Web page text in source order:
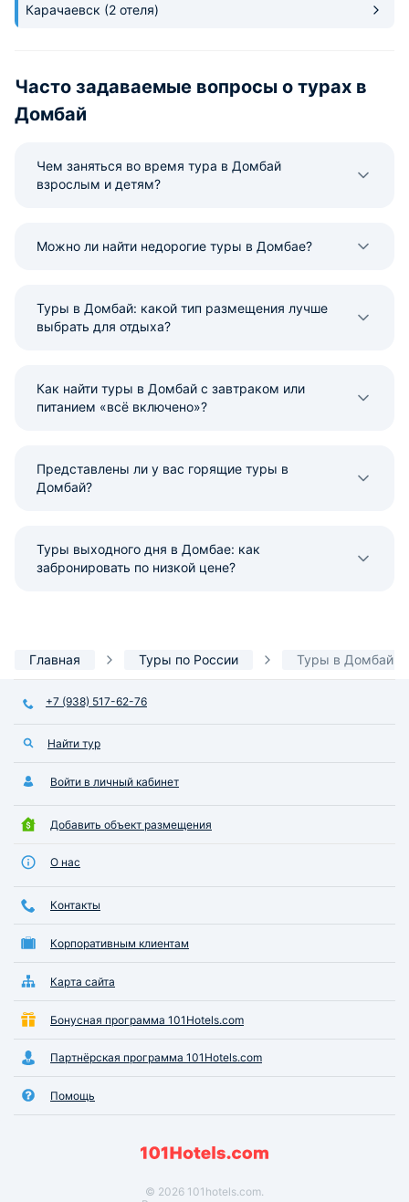
Карачаевск (2 отеля)
Часто задаваемые вопросы о турах в
Домбай
Чем заняться во время тура в Домбай
взрослым и детям?
Можно ли найти недорогие туры в Домбае?
Туры в Домбай: какой тип размещения лучше
выбрать для отдыха?
Как найти туры в Домбай с завтраком или
питанием «всё включено»?
Представлены ли у вас горящие туры в
Домбай?
Туры выходного дня в Домбае: как
забронировать по низкой цене?
Главная Туры по России Туры в Домбай
+7 (938) 517-62-76
Найти тур
Войти в личный кабинет
Добавить объект размещения
О нас
Контакты
Корпоративным клиентам
Карта сайта
Бонусная программа 101Hotels.com
Партнёрская программа 101Hotels.com
Помощь
© 2026 101hotels.com.